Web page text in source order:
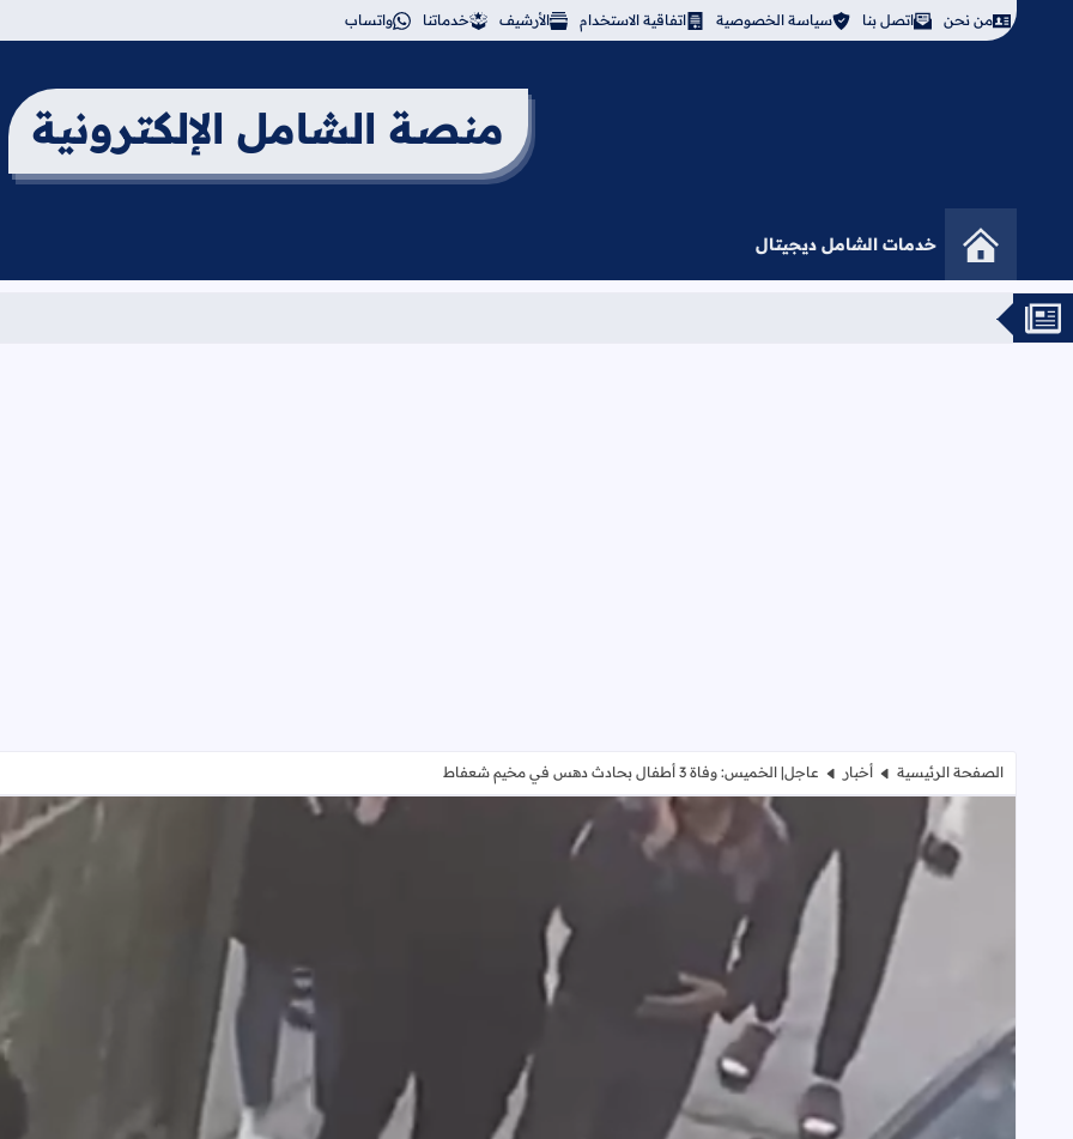
من نحن اتصل بنا سياسة الخصوصية اتفاقية الاستخدام الأرشيف خدماتنا واتساب
منصة الشامل الإلكترونية
خدمات الشامل ديجيتال
برنامج امتحان الثانوية العامة
الصفحة الرئيسية أخبار عاجل| الخميس: وفاة 3 أطفال بحادث دهس في مخيم شعفاط